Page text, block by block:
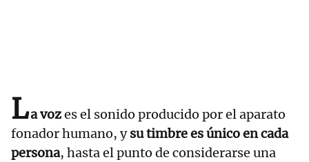
La vozes el sonido producido por el aparato
fonador humano, ysu timbre es único en cada
persona, hasta el punto de considerarse una